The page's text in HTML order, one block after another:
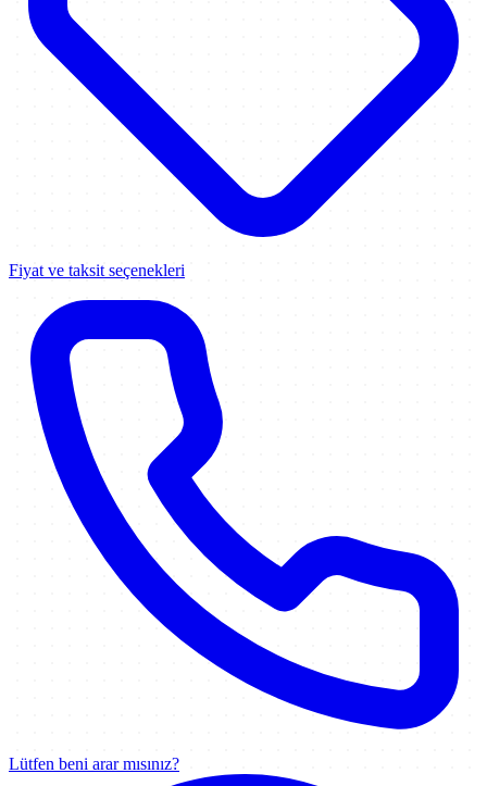
Fiyat ve taksit seçenekleri
Lütfen beni arar mısınız?